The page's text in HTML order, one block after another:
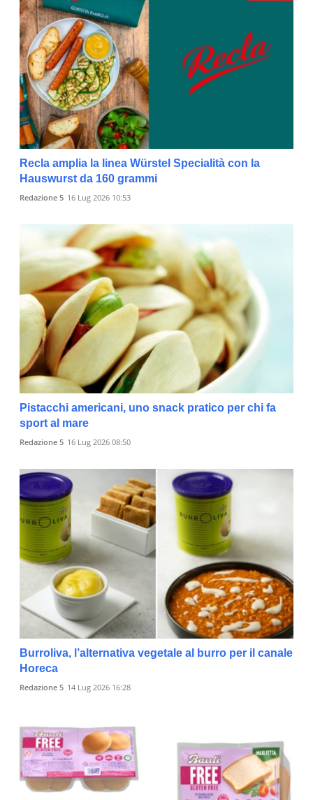
Recla amplia la linea Würstel Specialità con la
Hauswurst da 160 grammi
Redazione 5 16 Lug 2026 10:53
Pistacchi americani, uno snack pratico per chi fa
sport al mare
Redazione 5 16 Lug 2026 08:50
Burroliva, l’alternativa vegetale al burro per il canale
Horeca
Redazione 5 14 Lug 2026 16:28